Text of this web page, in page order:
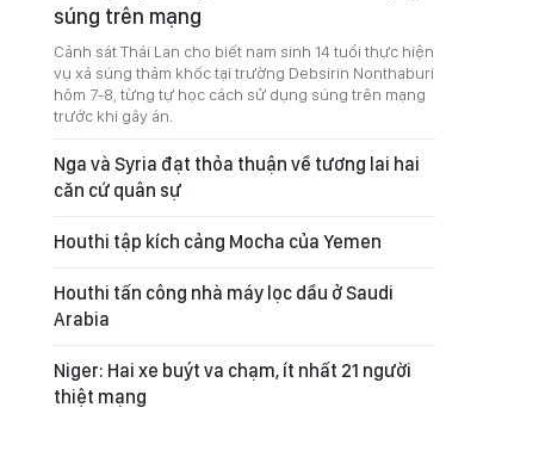
súng trên mạng
Cảnh sát Thái Lan cho biết nam sinh 14 tuổi thực hiện
vụ xả súng thảm khốc tại trường Debsirin Nonthaburi
hôm 7-8, từng tự học cách sử dụng súng trên mạng
trước khi gây án.
Nga và Syria đạt thỏa thuận về tương lai hai
căn cứ quân sự
Houthi tập kích cảng Mocha của Yemen
Houthi tấn công nhà máy lọc dầu ở Saudi
Arabia
Niger: Hai xe buýt va chạm, ít nhất 21 người
thiệt mạng